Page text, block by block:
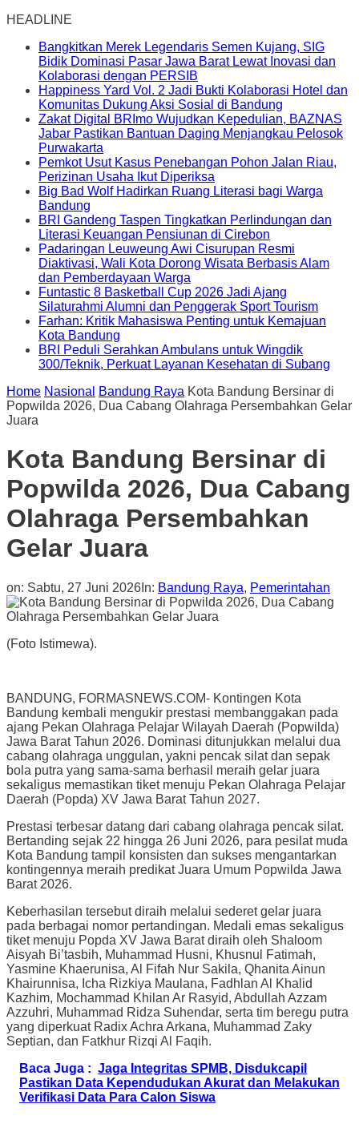
HEADLINE
Bangkitkan Merek Legendaris Semen Kujang, SIG
Bidik Dominasi Pasar Jawa Barat Lewat Inovasi dan
Kolaborasi dengan PERSIB
Happiness Yard Vol. 2 Jadi Bukti Kolaborasi Hotel dan
Komunitas Dukung Aksi Sosial di Bandung
Zakat Digital BRImo Wujudkan Kepedulian, BAZNAS
Jabar Pastikan Bantuan Daging Menjangkau Pelosok
Purwakarta
Pemkot Usut Kasus Penebangan Pohon Jalan Riau,
Perizinan Usaha Ikut Diperiksa
Big Bad Wolf Hadirkan Ruang Literasi bagi Warga
Bandung
BRI Gandeng Taspen Tingkatkan Perlindungan dan
Literasi Keuangan Pensiunan di Cirebon
Padaringan Leuweung Awi Cisurupan Resmi
Diaktivasi, Wali Kota Dorong Wisata Berbasis Alam
dan Pemberdayaan Warga
Funtastic 8 Basketball Cup 2026 Jadi Ajang
Silaturahmi Alumni dan Penggerak Sport Tourism
Farhan: Kritik Mahasiswa Penting untuk Kemajuan
Kota Bandung
BRI Peduli Serahkan Ambulans untuk Wingdik
300/Teknik, Perkuat Layanan Kesehatan di Subang
Home Nasional Bandung Raya Kota Bandung Bersinar di
Popwilda 2026, Dua Cabang Olahraga Persembahkan Gelar
Juara
Kota Bandung Bersinar di
Popwilda 2026, Dua Cabang
Olahraga Persembahkan
Gelar Juara
on: Sabtu, 27 Juni 2026 In: Bandung Raya, Pemerintahan
(Foto Istimewa).
BANDUNG, FORMASNEWS.COM- Kontingen Kota
Bandung kembali mengukir prestasi membanggakan pada
ajang Pekan Olahraga Pelajar Wilayah Daerah (Popwilda)
Jawa Barat Tahun 2026. Dominasi ditunjukkan melalui dua
cabang olahraga unggulan, yakni pencak silat dan sepak
bola putra yang sama-sama berhasil meraih gelar juara
sekaligus memastikan tiket menuju Pekan Olahraga Pelajar
Daerah (Popda) XV Jawa Barat Tahun 2027.
Prestasi terbesar datang dari cabang olahraga pencak silat.
Bertanding sejak 22 hingga 26 Juni 2026, para pesilat muda
Kota Bandung tampil konsisten dan sukses mengantarkan
kontingennya meraih predikat Juara Umum Popwilda Jawa
Barat 2026.
Keberhasilan tersebut diraih melalui sederet gelar juara
pada berbagai nomor pertandingan. Medali emas sekaligus
tiket menuju Popda XV Jawa Barat diraih oleh Shaloom
Aisyah Bi’tasbih, Muhammad Husni, Khusnul Fatimah,
Yasmine Khaerunisa, Al Fifah Nur Sakila, Qhanita Ainun
Khairunnisa, Icha Rizkiya Maulana, Fadhlan Al Khalid
Kazhim, Mochammad Khilan Ar Rasyid, Abdullah Azzam
Azzuhri, Muhammad Ridza Suhendar, serta tim beregu putra
yang diperkuat Radix Achra Arkana, Muhammad Zaky
Septian, dan Fatkhur Rizqi Al Faqih.
Baca Juga : Jaga Integritas SPMB, Disdukcapil
Pastikan Data Kependudukan Akurat dan Melakukan
Verifikasi Data Para Calon Siswa